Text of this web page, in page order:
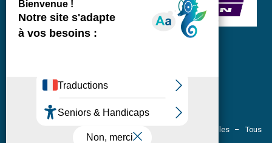
Pôle communication – Site officiel de la Ville de Crolles – Tous